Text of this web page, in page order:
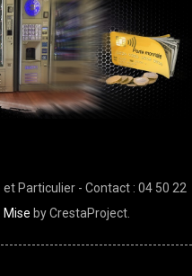
Particulier - Contact : 04 50 22
Mise by CrestaProject.